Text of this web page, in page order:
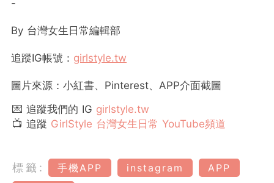
-
By 台灣女生日常編輯部
追蹤IG帳號： girlstyle.tw
圖片來源：小紅書、Pinterest、APP介面截圖
💌 追蹤我們的 IG girlstyle.tw
📺 追蹤 GirlStyle 台灣女生日常 YouTube頻道
標籤: 手機APP instagram
APP